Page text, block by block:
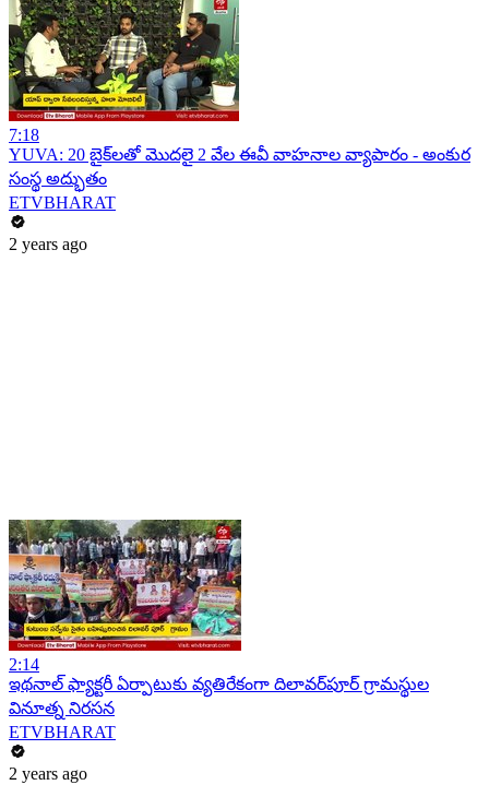
7:18
YUVA: 20 బైక్​లతో మొదలై 2 వేల ఈవీ వాహనాల వ్యాపారం - అంకుర
సంస్థ అద్భుతం
ETVBHARAT
2 years ago
2:14
ఇథనాల్​ ఫ్యాక్టరీ ఏర్పాటుకు వ్యతిరేకంగా దిలావర్​పూర్​ గ్రామస్థుల
వినూత్న నిరసన
ETVBHARAT
2 years ago